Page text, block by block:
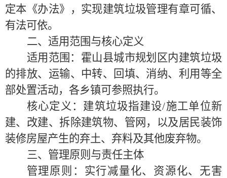
定本《办法》，实现建筑垃圾管理有章可循、
有法可依。
二、适用范围与核心定义
适用范围：霍山县城市规划区内建筑垃圾
的排放、运输、中转、回填、消纳、利用等全
部处置活动，各乡镇可参照执行。
核心定义：建筑垃圾指建设/施工单位新
建、改建、拆除建筑物、管网，以及居民装饰
装修房屋产生的弃土、弃料及其他废弃物。
三、管理原则与责任主体
管理原则 ： 实行减量化、资源化、无害